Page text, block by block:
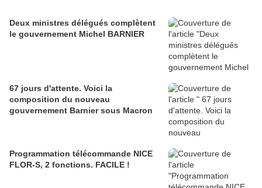
Deux ministres délégués complètent
le gouvernement Michel BARNIER
67 jours d'attente. Voici la
composition du nouveau
gouvernement Barnier sous Macron
Programmation télécommande NICE
FLOR-S, 2 fonctions. FACILE !